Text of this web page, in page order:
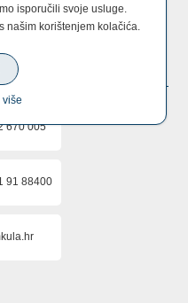
NAS
670 005
91 88400
isporučili svoje usluge.
našim korištenjem kolačića.
više